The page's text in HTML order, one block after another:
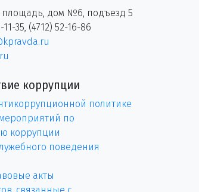
площадь, дом №6, подъезд 5
35, (4712) 52-16-86
коррупции
политике
по
коррупции
поведения
акты